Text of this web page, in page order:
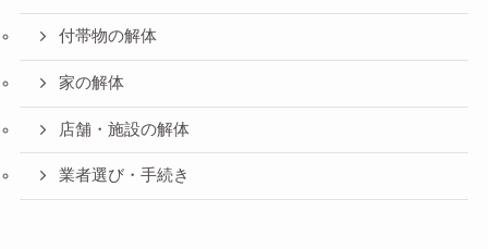
付帯物の解体
家の解体
店舗・施設の解体
業者選び・手続き